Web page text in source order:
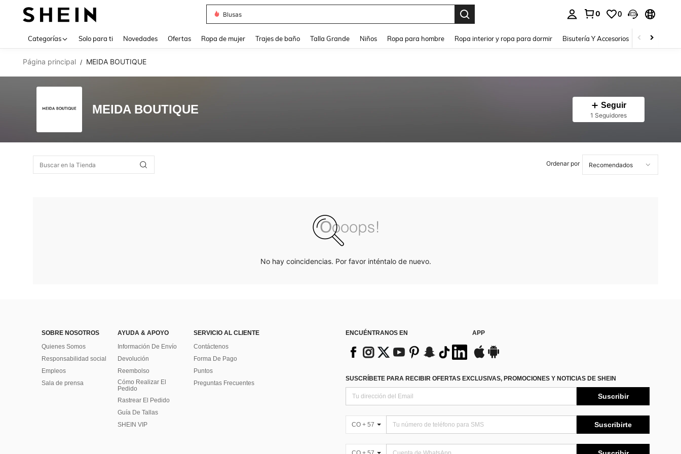
Blusas
0 0
Categorías Solo para ti Novedades Ofertas Ropa de mujer Trajes de baño Talla Grande Niños Ropa para hombre Ropa interior y ropa para dormir Bisutería Y Accesorios Zapatos
Página principal / MEIDA BOUTIQUE
MEIDA BOUTIQUE Seguir
1 Seguidores
Ordenar por
No hay coincidencias. Por favor inténtalo de nuevo.
SOBRE NOSOTROS
Quienes Somos
Responsabilidad social
Empleos
Sala de prensa
AYUDA & APOYO
Información De Envío
Devolución
Reembolso
Cómo Realizar El
Pedido
Rastrear El Pedido
Guía De Tallas
SHEIN VIP
SERVICIO AL CLIENTE
Contáctenos
Forma De Pago
Puntos
Preguntas Frecuentes
ENCUÉNTRANOS EN APP
SUSCRÍBETE PARA RECIBIR OFERTAS EXCLUSIVAS, PROMOCIONES Y NOTICIAS DE SHEIN
Suscribir
CO + 57 Suscribirte